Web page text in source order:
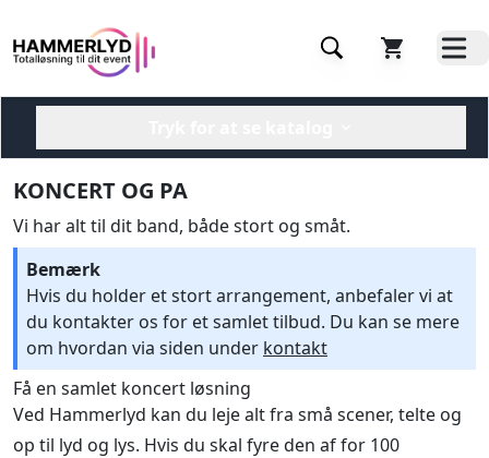
KONCERT OG PA
Vi har alt til dit band, både stort og småt.
Bemærk
Hvis du holder et stort arrangement, anbefaler vi at
du kontakter os for et samlet tilbud. Du kan se mere
om hvordan via siden under kontakt
Få en samlet koncert løsning
Ved Hammerlyd kan du leje alt fra små scener, telte og
op til lyd og lys. Hvis du skal fyre den af for 100